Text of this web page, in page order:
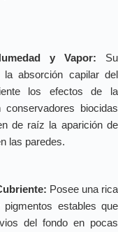
y Vapor: Su
la absorción capilar del
los efectos de la
biocidas
de raíz la aparición de
las paredes.
Posee una rica
estables que
del fondo en pocas